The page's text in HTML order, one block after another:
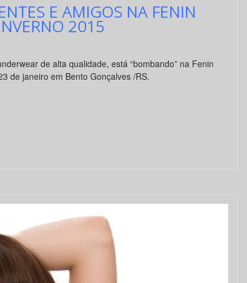
E AMIGOS NA FENIN
2015
de alta qualidade, está “bombando” na Fenin
de janeiro em Bento Gonçalves /RS.